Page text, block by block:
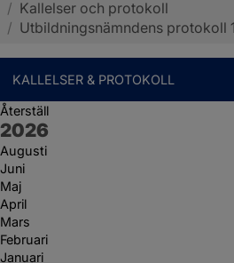
Sotenäs kommun
/ Kallelser och protokoll
/ Utbildningsnämndens protokoll
KALLELSER & PROTOKOLL
Återställ
År:
2026
Augusti
Juni
Maj
April
Mars
Februari
Januari